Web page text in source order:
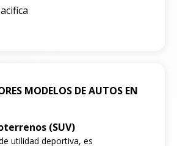
MODELOS DE AUTOS EN
(SUV)
utilidad deportiva, es